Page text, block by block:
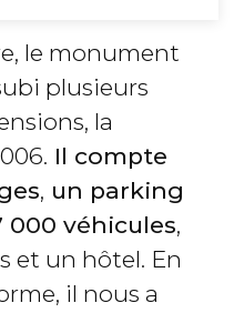
le monument
plusieurs
la
Il compte
, un parking
000 véhicules,
et un hôtel. En
il nous a